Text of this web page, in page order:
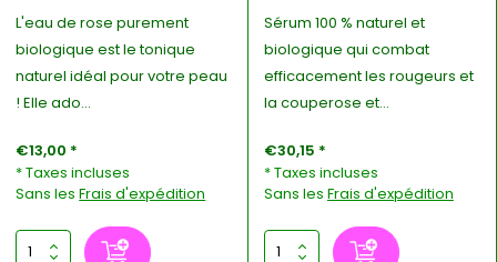
L'eau de rose purement
biologique est le tonique
naturel idéal pour votre peau
! Elle ado...
€13,00 *
* Taxes incluses
Sans lesFrais d'expédition
Sérum 100 % naturel et
biologique qui combat
efficacement les rougeurs et
la couperose et...
€30,15 *
* Taxes incluses
Sans les Frais d'expédition